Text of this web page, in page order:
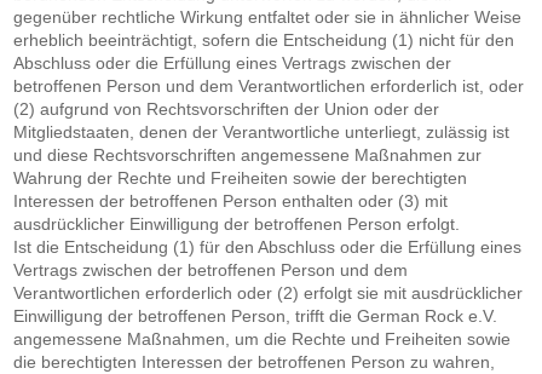
gegenüber rechtliche Wirkung entfaltet oder sie in ähnlicher Weise
erheblich beeinträchtigt, sofern die Entscheidung (1) nicht für den
Abschluss oder die Erfüllung eines Vertrags zwischen der
betroffenen Person und dem Verantwortlichen erforderlich ist, oder
(2) aufgrund von Rechtsvorschriften der Union oder der
Mitgliedstaaten, denen der Verantwortliche unterliegt, zulässig ist
und diese Rechtsvorschriften angemessene Maßnahmen zur
Wahrung der Rechte und Freiheiten sowie der berechtigten
Interessen der betroffenen Person enthalten oder (3) mit
ausdrücklicher Einwilligung der betroffenen Person erfolgt.
Ist die Entscheidung (1) für den Abschluss oder die Erfüllung eines
Vertrags zwischen der betroffenen Person und dem
Verantwortlichen erforderlich oder (2) erfolgt sie mit ausdrücklicher
Einwilligung der betroffenen Person, trifft die German Rock e.V.
angemessene Maßnahmen, um die Rechte und Freiheiten sowie
die berechtigten Interessen der betroffenen Person zu wahren,